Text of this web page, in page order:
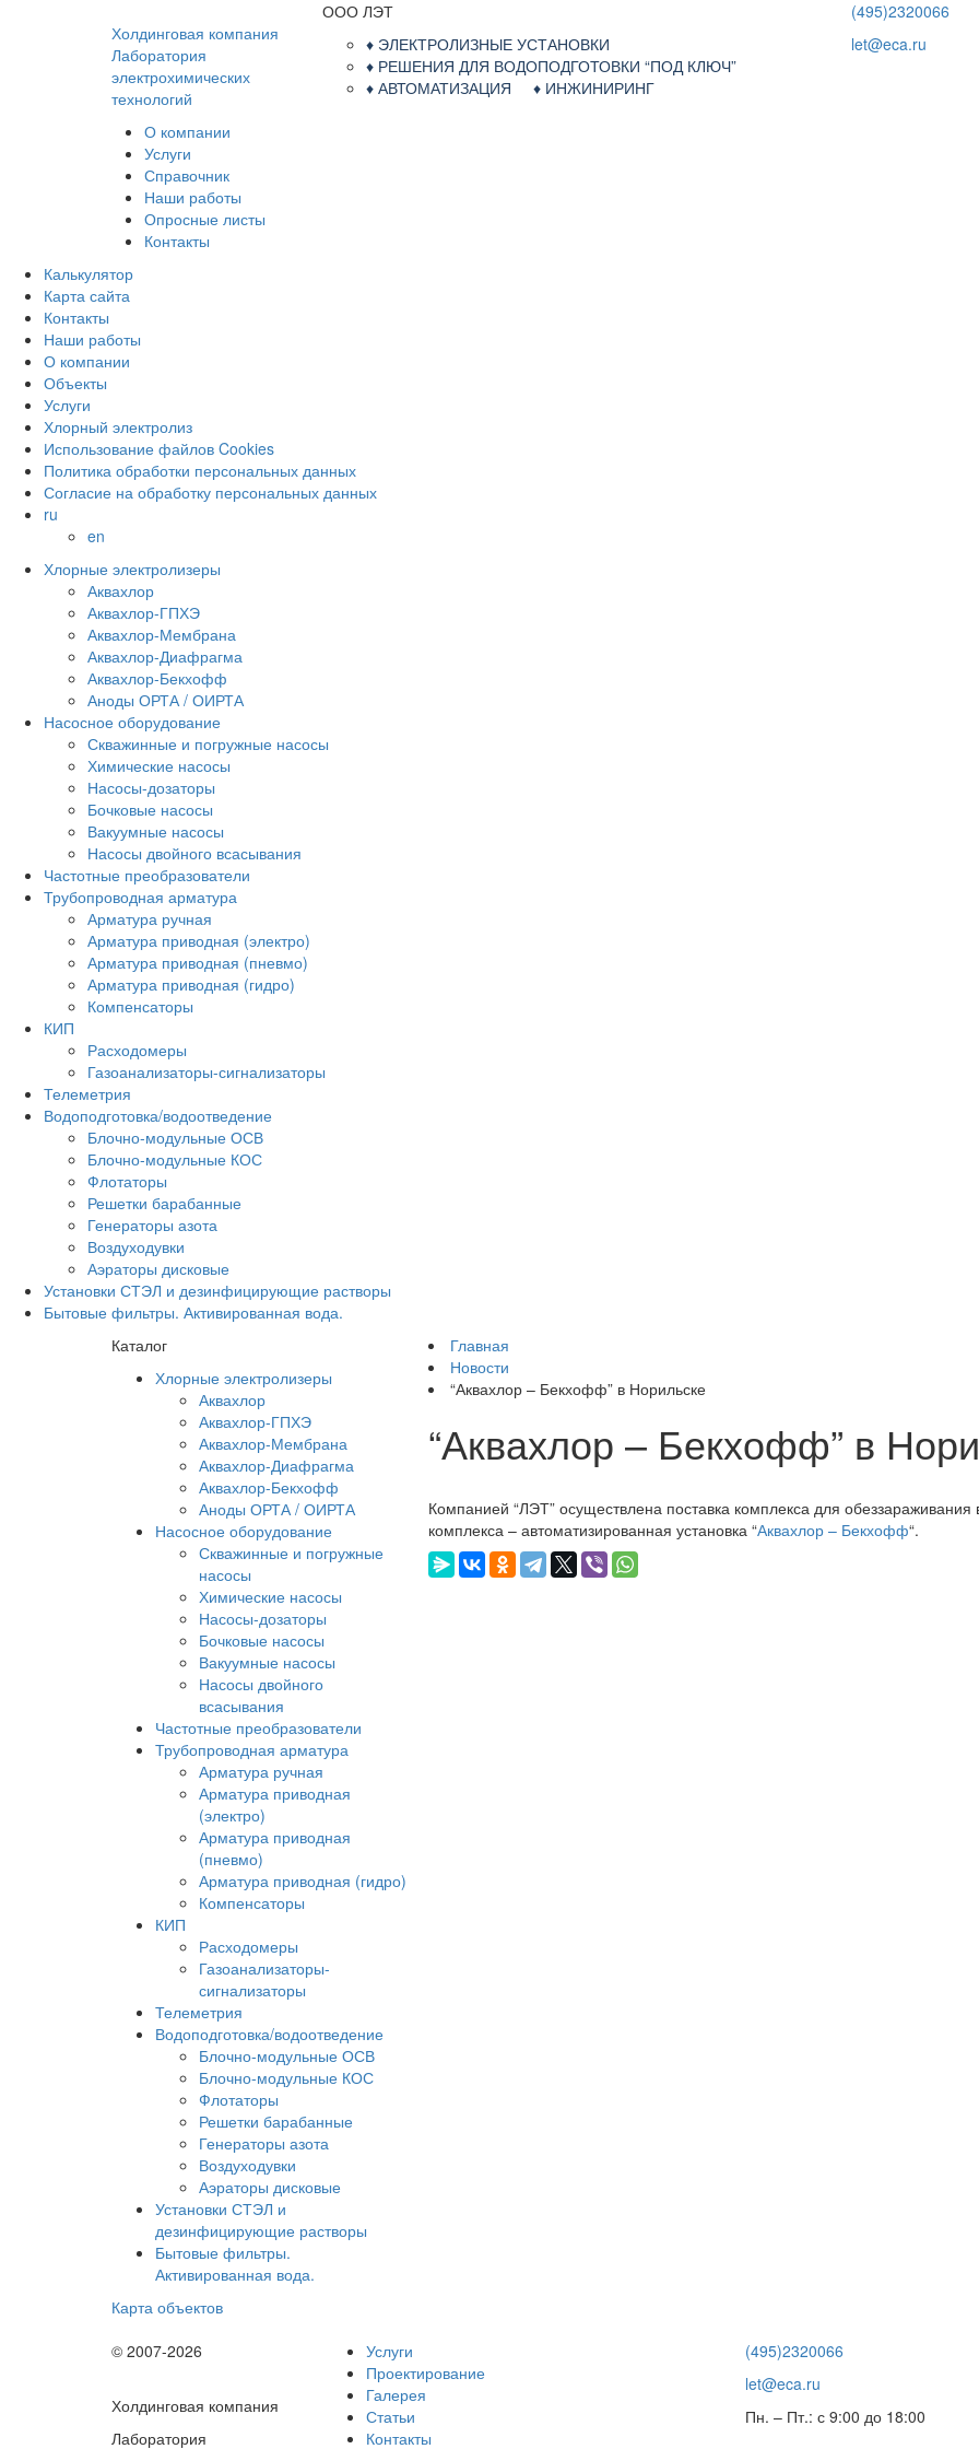
Холдинговая компания
Лаборатория
электрохимических
технологий
ООО ЛЭТ
♦ ЭЛЕКТРОЛИЗНЫЕ УСТАНОВКИ
♦ РЕШЕНИЯ ДЛЯ ВОДОПОДГОТОВКИ “ПОД КЛЮЧ”
♦ АВТОМАТИЗАЦИЯ ♦ ИНЖИНИРИНГ
(495)2320066
let@eca.ru
О компании
Услуги
Справочник
Наши работы
Опросные листы
Контакты
Калькулятор
Карта сайта
Контакты
Наши работы
О компании
Объекты
Услуги
Хлорный электролиз
Использование файлов Cookies
Политика обработки персональных данных
Согласие на обработку персональных данных
ru
en
Хлорные электролизеры
Аквахлор
Аквахлор-ГПХЭ
Аквахлор-Мембрана
Аквахлор-Диафрагма
Аквахлор-Бекхофф
Аноды ОРТА / ОИРТА
Насосное оборудование
Скважинные и погружные насосы
Химические насосы
Насосы-дозаторы
Бочковые насосы
Вакуумные насосы
Насосы двойного всасывания
Частотные преобразователи
Трубопроводная арматура
Арматура ручная
Арматура приводная (электро)
Арматура приводная (пневмо)
Арматура приводная (гидро)
Компенсаторы
КИП
Расходомеры
Газоанализаторы-сигнализаторы
Телеметрия
Водоподготовка/водоотведение
Блочно-модульные ОСВ
Блочно-модульные КОС
Флотаторы
Решетки барабанные
Генераторы азота
Воздуходувки
Аэраторы дисковые
Установки СТЭЛ и дезинфицирующие растворы
Бытовые фильтры. Активированная вода.
Каталог
Хлорные электролизеры
Аквахлор
Аквахлор-ГПХЭ
Аквахлор-Мембрана
Аквахлор-Диафрагма
Аквахлор-Бекхофф
Аноды ОРТА / ОИРТА
Насосное оборудование
Скважинные и погружные
насосы
Химические насосы
Насосы-дозаторы
Бочковые насосы
Вакуумные насосы
Насосы двойного
всасывания
Частотные преобразователи
Трубопроводная арматура
Арматура ручная
Арматура приводная
(электро)
Арматура приводная
(пневмо)
Арматура приводная (гидро)
Компенсаторы
КИП
Расходомеры
Газоанализаторы-
сигнализаторы
Телеметрия
Водоподготовка/водоотведение
Блочно-модульные ОСВ
Блочно-модульные КОС
Флотаторы
Решетки барабанные
Генераторы азота
Воздуходувки
Аэраторы дисковые
Установки СТЭЛ и
дезинфицирующие растворы
Бытовые фильтры.
Активированная вода.
Карта объектов
Главная
Новости
“Аквахлор – Бекхофф” в Норильске
“Аквахлор – Бекхофф” в
Компанией “ЛЭТ” осуществлена поставка комплекса для
комплекса – автоматизированная установка “Аквахлор – Бекхофф“.
© 2007-2026
Холдинговая компания
Лаборатория
Услуги
Проектирование
Галерея
Статьи
Контакты
(495)2320066
let@eca.ru
Пн. – Пт.: с 9:00 до 18:00